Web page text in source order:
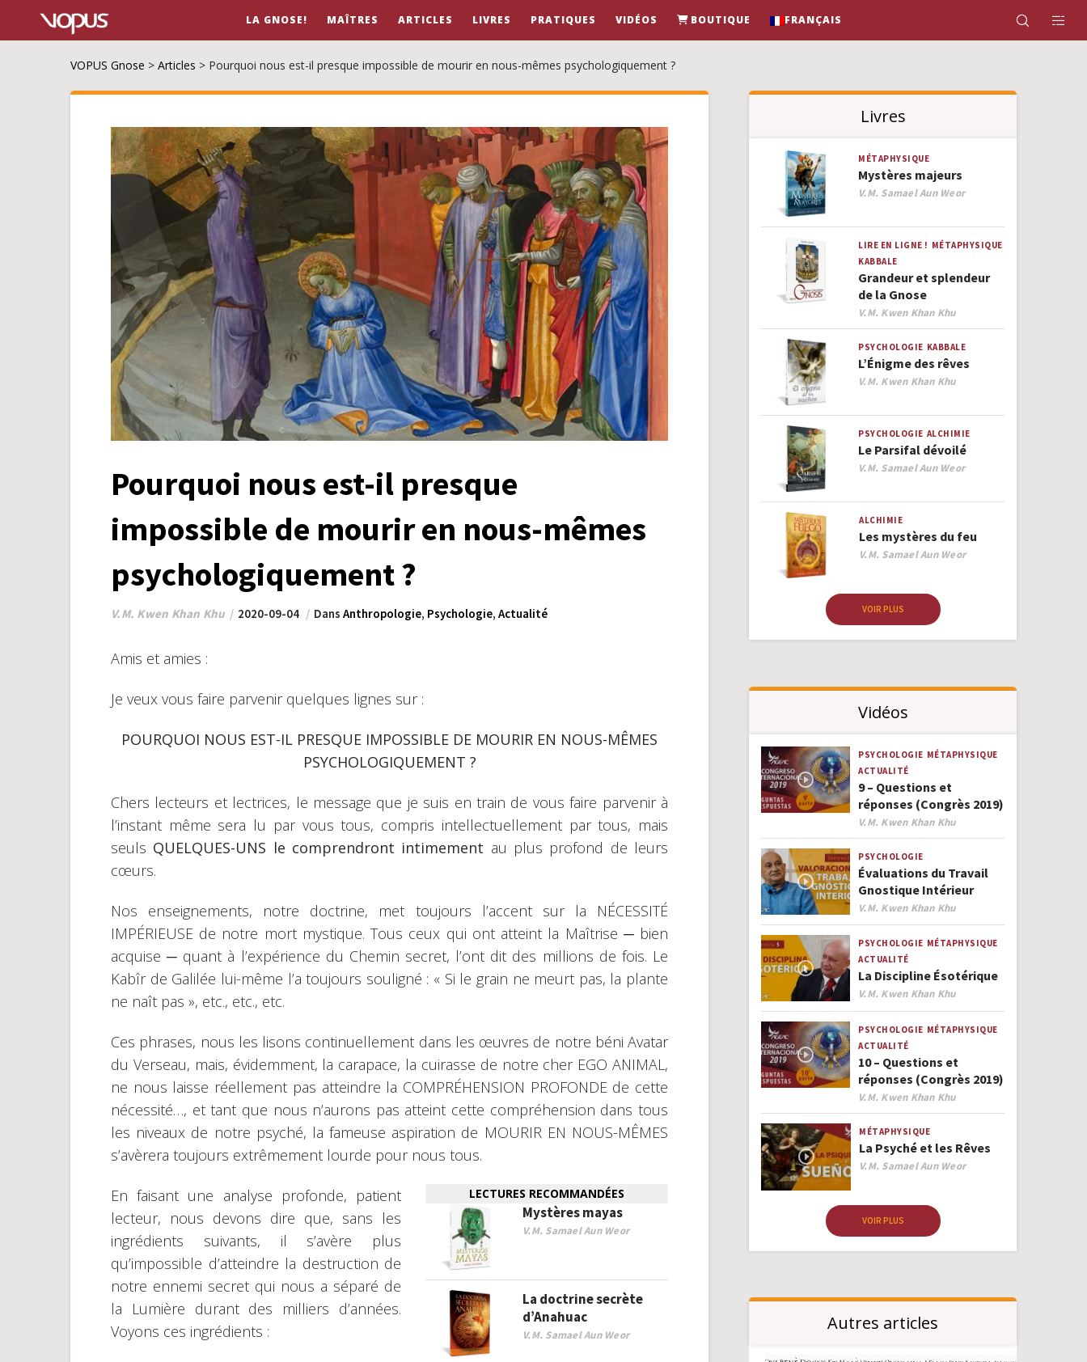
LA GNOSE! MAÎTRES ARTICLES LIVRES PRATIQUES VIDÉOS BOUTIQUE FRANÇAIS
VOPUS Gnose > Articles > Pourquoi nous est-il presque impossible de mourir en nous-mêmes psychologiquement ?
Pourquoi nous est-il presque
impossible de mourir en nous-mêmes
psychologiquement ?
V.M. Kwen Khan Khu 2020-09-04 Dans Anthropologie, Psychologie, Actualité
Amis et amies :
Je veux vous faire parvenir quelques lignes sur :
POURQUOI NOUS EST-IL PRESQUE IMPOSSIBLE DE MOURIR EN NOUS-MÊMES
PSYCHOLOGIQUEMENT ?
Chers lecteurs et lectrices, le message que je suis en train de vous faire parvenir à
l’instant même sera lu par vous tous, compris intellectuellement par tous, mais
seuls QUELQUES-UNS le comprendront intimement au plus profond de leurs
cœurs.
Nos enseignements, notre doctrine, met toujours l’accent sur la NÉCESSITÉ
IMPÉRIEUSE de notre mort mystique. Tous ceux qui ont atteint la Maîtrise ─ bien
acquise ─ quant à l’expérience du Chemin secret, l’ont dit des millions de fois. Le
Kabîr de Galilée lui-même l’a toujours souligné : « Si le grain ne meurt pas, la plante
ne naît pas », etc., etc., etc.
Ces phrases, nous les lisons continuellement dans les œuvres de notre béni Avatar
du Verseau, mais, évidemment, la carapace, la cuirasse de notre cher EGO ANIMAL,
ne nous laisse réellement pas atteindre la COMPRÉHENSION PROFONDE de cette
nécessité…, et tant que nous n’aurons pas atteint cette compréhension dans tous
les niveaux de notre psyché, la fameuse aspiration de MOURIR EN NOUS-MÊMES
s’avèrera toujours extrêmement lourde pour nous tous.
LECTURES RECOMMANDÉES
Mystères mayas
V.M. Samael Aun Weor
La doctrine secrète
d’Anahuac
V.M. Samael Aun Weor
En faisant une analyse profonde, patient
lecteur, nous devons dire que, sans les
ingrédients suivants, il s’avère plus
qu’impossible d’atteindre la destruction de
notre ennemi secret qui nous a séparé de
la Lumière durant des milliers d’années.
Voyons ces ingrédients :
Livres
MÉTAPHYSIQUE
Mystères majeurs
Author
V.M. Samael Aun Weor
LIRE EN LIGNE ! MÉTAPHYSIQUE
KABBALE
Grandeur et splendeur
de la Gnose
Author
V.M. Kwen Khan Khu
PSYCHOLOGIE KABBALE
L’Énigme des rêves
Author
V.M. Kwen Khan Khu
PSYCHOLOGIE ALCHIMIE
Le Parsifal dévoilé
Author
V.M. Samael Aun Weor
ALCHIMIE
Les mystères du feu
Author
V.M. Samael Aun Weor
VOIR PLUS
Vidéos
PSYCHOLOGIE MÉTAPHYSIQUE
ACTUALITÉ
9 – Questions et
réponses (Congrès 2019)
Author
V.M. Kwen Khan Khu
PSYCHOLOGIE
Évaluations du Travail
Gnostique Intérieur
Author
V.M. Kwen Khan Khu
PSYCHOLOGIE MÉTAPHYSIQUE
ACTUALITÉ
La Discipline Ésotérique
Author
V.M. Kwen Khan Khu
PSYCHOLOGIE MÉTAPHYSIQUE
ACTUALITÉ
10 – Questions et
réponses (Congrès 2019)
Author
V.M. Kwen Khan Khu
MÉTAPHYSIQUE
La Psyché et les Rêves
Author
V.M. Samael Aun Weor
VOIR PLUS
Autres articles